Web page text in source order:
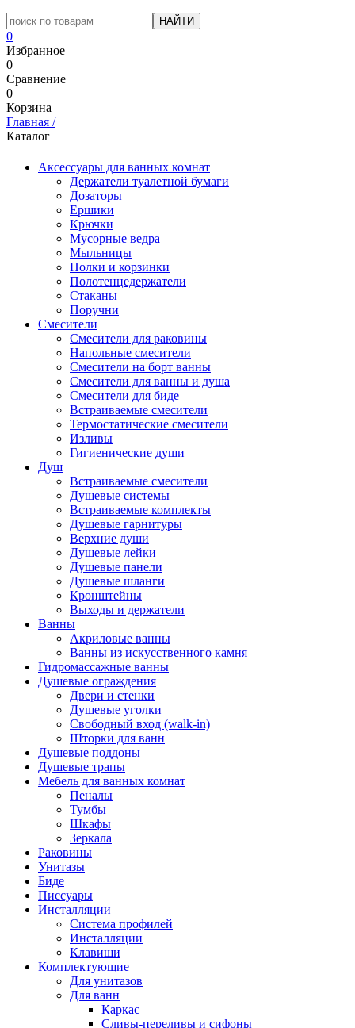
0
Избранное
0
Сравнение
0
Корзина
Главная /
Каталог
Аксессуары для ванных комнат
Держатели туалетной бумаги
Дозаторы
Ершики
Крючки
Мусорные ведра
Мыльницы
Полки и корзинки
Полотенцедержатели
Стаканы
Поручни
Смесители
Смесители для раковины
Напольные смесители
Смесители на борт ванны
Смесители для ванны и душа
Смесители для биде
Встраиваемые смесители
Термостатические смесители
Изливы
Гигиенические души
Душ
Встраиваемые смесители
Душевые системы
Встраиваемые комплекты
Душевые гарнитуры
Верхние души
Душевые лейки
Душевые панели
Душевые шланги
Кронштейны
Выходы и держатели
Ванны
Акриловые ванны
Ванны из искусственного камня
Гидромассажные ванны
Душевые ограждения
Двери и стенки
Душевые уголки
Свободный вход (walk-in)
Шторки для ванн
Душевые поддоны
Душевые трапы
Мебель для ванных комнат
Пеналы
Тумбы
Шкафы
Зеркала
Раковины
Унитазы
Биде
Писсуары
Инсталляции
Система профилей
Инсталляции
Клавиши
Комплектующие
Для унитазов
Для ванн
Каркас
Сливы-переливы и сифоны